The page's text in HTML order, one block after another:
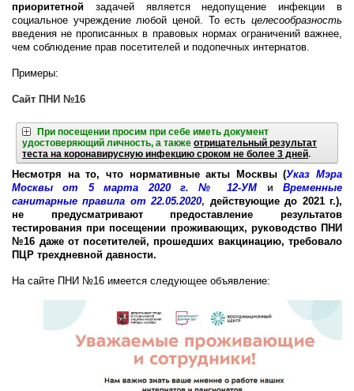
приоритетной задачей является недопущение инфекции в
социальное учреждение любой ценой. То есть целесообразность
введения не прописанных в правовых нормах ограничений важнее,
чем соблюдение прав посетителей и подопечных интернатов.
Примеры:
Сайт ПНИ №16
При посещении просим при себе иметь документ
удостоверяющий личность, а также отрицательный результат
теста на коронавирусную инфекцию сроком не более 3 дней.
Несмотря на то, что нормативные акты Москвы (Указ Мэра
Москвы от 5 марта 2020 г. № 12-УМ иВременные
санитарные правила от 22.05.2020, действующие до 2021 г.),
не предусматривают предоставление результатов
тестирования при посещении проживающих, руководство ПНИ
№16 даже от посетителей, прошедших вакцинацию, требовало
ПЦР трехдневной давности.
На сайте ПНИ №16 имеется следующее объявление: